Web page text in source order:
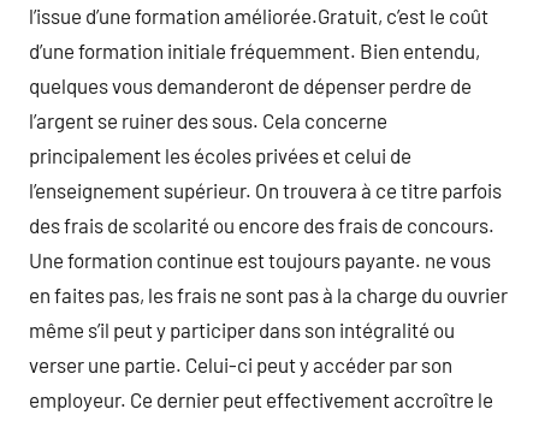
l’issue d’une formation améliorée.Gratuit, c’est le coût
d’une formation initiale fréquemment. Bien entendu,
quelques vous demanderont de dépenser perdre de
l’argent se ruiner des sous. Cela concerne
principalement les écoles privées et celui de
l’enseignement supérieur. On trouvera à ce titre parfois
des frais de scolarité ou encore des frais de concours.
Une formation continue est toujours payante. ne vous
en faites pas, les frais ne sont pas à la charge du ouvrier
même s’il peut y participer dans son intégralité ou
verser une partie. Celui-ci peut y accéder par son
employeur. Ce dernier peut effectivement accroître le